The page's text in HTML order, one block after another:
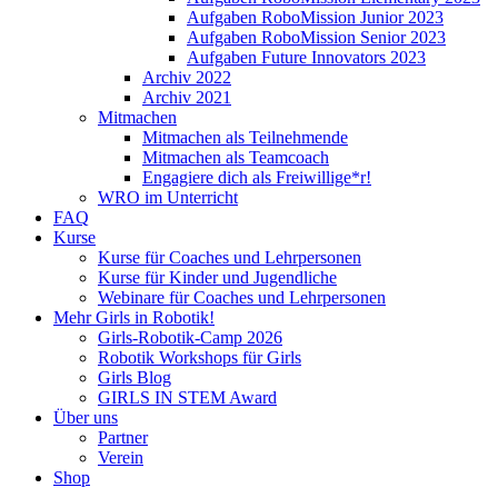
Aufgaben RoboMission Junior 2023
Aufgaben RoboMission Senior 2023
Aufgaben Future Innovators 2023
Archiv 2022
Archiv 2021
Mitmachen
Mitmachen als Teilnehmende
Mitmachen als Teamcoach
Engagiere dich als Freiwillige*r!
WRO im Unterricht
FAQ
Kurse
Kurse für Coaches und Lehrpersonen
Kurse für Kinder und Jugendliche
Webinare für Coaches und Lehrpersonen
Mehr Girls in Robotik!
Girls-Robotik-Camp 2026
Robotik Workshops für Girls
Girls Blog
GIRLS IN STEM Award
Über uns
Partner
Verein
Shop